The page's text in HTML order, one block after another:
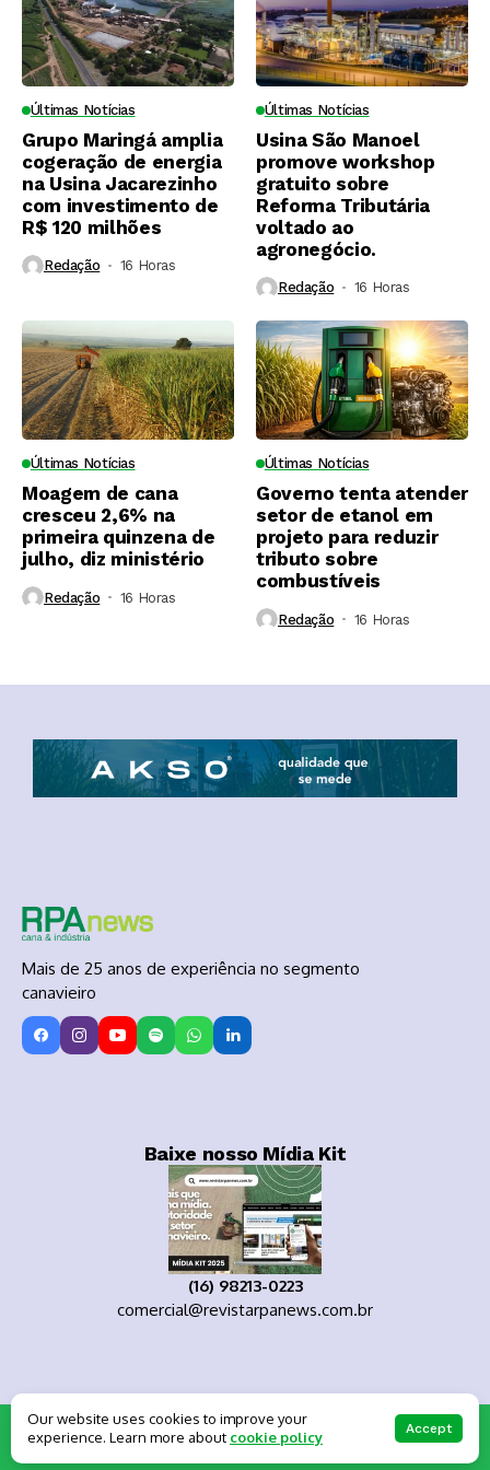
Últimas Notícias
Grupo Maringá amplia
cogeração de energia
na Usina Jacarezinho
com investimento de
R$ 120 milhões
Redação 16 Horas ⁮
Últimas Notícias
Usina São Manoel
promove workshop
gratuito sobre
Reforma Tributária
voltado ao
agronegócio.
Redação 16 Horas ⁮
Últimas Notícias
Moagem de cana
cresceu 2,6% na
primeira quinzena de
julho, diz ministério
Redação 16 Horas ⁮
Últimas Notícias
Governo tenta atender
setor de etanol em
projeto para reduzir
tributo sobre
combustíveis
Redação 16 Horas ⁮
Mais de 25 anos de experiência no segmento
canavieiro
Baixe nosso Mídia Kit
(16) 98213-0223
comercial@revistarpanews.com.br
Copyright 2025
Private policy Forums
Our website uses cookies to improve your
experience. Learn more about cookie policy Accept